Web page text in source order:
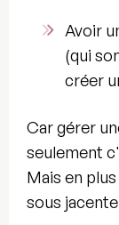
Avoir
(qui
créer
Car gérer
seulement
Mais en
sous